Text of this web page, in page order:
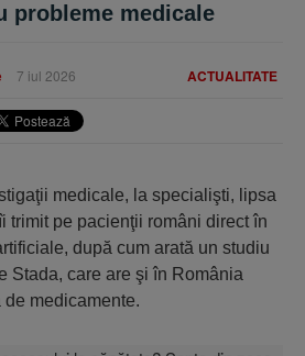
probleme medicale
ACTUALITATE
7 iul 2026
medicale, la specialişti, lipsa
trimit pe pacienţii români direct în
după cum arată un studiu
Stada, care are şi în România
medicamente.